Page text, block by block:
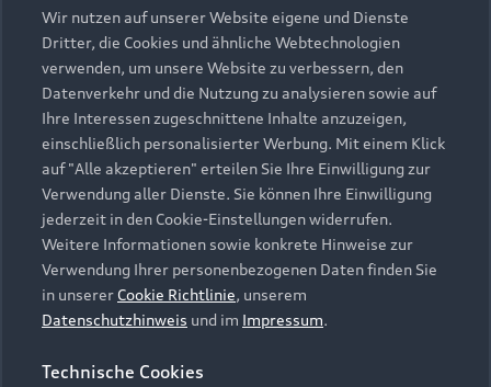
erhoben, gespeichert oder verarbeitet werden.
Nähere Informationen können Sie hierzu in der
Datenschutzerklärung des Anbieters der externen
Website finden.
Weiter
Zurück nach oben
Wir nutzen auf unserer Website eigene und Dienste
Dritter, die Cookies und ähnliche Webtechnologien
verwenden, um unsere Website zu verbessern, den
Datenverkehr und die Nutzung zu analysieren sowie auf
Ihre Interessen zugeschnittene Inhalte anzuzeigen,
einschließlich personalisierter Werbung. Mit einem Klick
auf "Alle akzeptieren" erteilen Sie Ihre Einwilligung zur
Verwendung aller Dienste. Sie können Ihre Einwilligung
jederzeit in den Cookie-Einstellungen widerrufen.
Weitere Informationen sowie konkrete Hinweise zur
Verwendung Ihrer personenbezogenen Daten finden Sie
in unserer Cookie Richtlinie, unserem
Datenschutzhinweis und im Impressum.
Technische Cookies